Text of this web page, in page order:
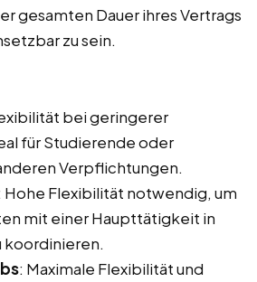
gesamten Dauer ihres Vertrags
zu sein.
bei geringerer
für Studierende oder
Verpflichtungen.
Hohe Flexibilität notwendig, um
mit einer Haupttätigkeit in
koordinieren.
: Maximale Flexibilität und